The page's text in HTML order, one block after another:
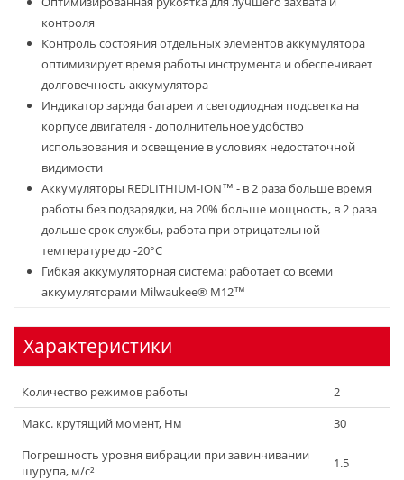
контроля
Контроль состояния отдельных элементов аккумулятора
оптимизирует время работы инструмента и обеспечивает
долговечность аккумулятора
Индикатор заряда батареи и светодиодная подсветка на
корпусе двигателя - дополнительное удобство
использования и освещение в условиях недостаточной
видимости
Аккумуляторы REDLITHIUM-ION™ - в 2 раза больше время
работы без подзарядки, на 20% больше мощность, в 2 раза
дольше срок службы, работа при отрицательной
температуре до -20°С
Гибкая аккумуляторная система: работает со всеми
аккумуляторами Milwaukee® M12™
Характеристики
Количество режимов работы
2
Макс. крутящий момент, Нм
30
Погрешность уровня вибрации при завинчивании
шурупа, м/с²
1.5